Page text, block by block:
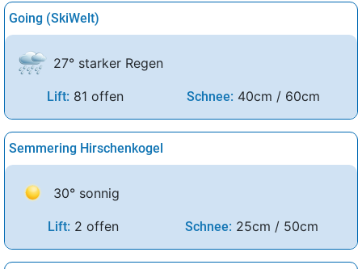
Going (SkiWelt)
27° starker Regen
Lift: 81 offen Schnee: 40cm / 60cm
Semmering Hirschenkogel
30° sonnig
Lift: 2 offen Schnee: 25cm / 50cm